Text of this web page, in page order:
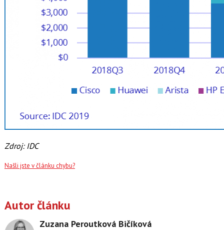
Zdroj: IDC
Našli jste v článku chybu?
Autor článku
Zuzana Peroutková Bičíková